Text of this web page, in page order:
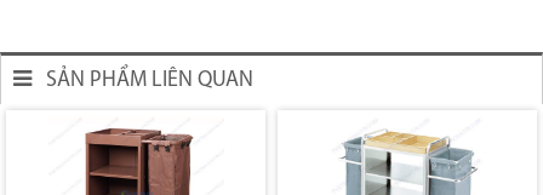
SẢN PHẨM LIÊN QUAN